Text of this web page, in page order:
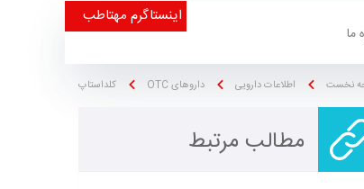
ما
اینستاگرم مهتاطب
نخست اطلاعات دارویی داروهای OTC کلداستاپ
مطالب مرتبط